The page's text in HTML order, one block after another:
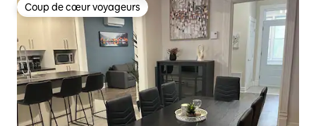
Coup de cœur voyageurs
Coup de cœur voyageurs